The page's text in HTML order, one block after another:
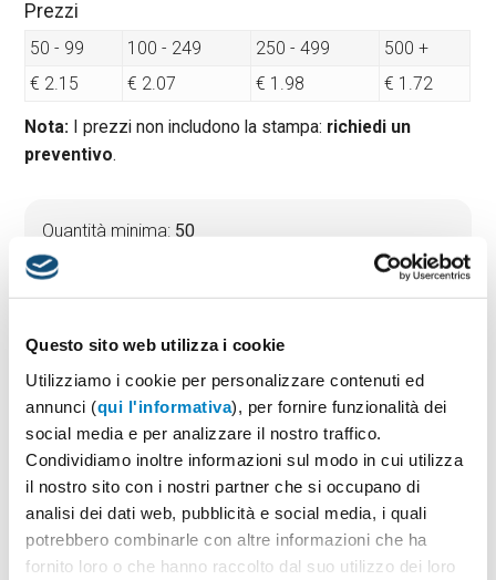
Questo sito web utilizza i cookie
Utilizziamo i cookie per personalizzare contenuti ed
annunci (qui l'informativa), per fornire funzionalità dei
social media e per analizzare il nostro traffico.
Condividiamo inoltre informazioni sul modo in cui utilizza
il nostro sito con i nostri partner che si occupano di
analisi dei dati web, pubblicità e social media, i quali
potrebbero combinarle con altre informazioni che ha
fornito loro o che hanno raccolto dal suo utilizzo dei loro
Prezzi
50 - 99 100 - 249 250 - 499
500 +
€ 2.15
€ 2.07 € 1.98 € 1.72
Nota: I prezzi non includono la stampa: richiedi un
preventivo.
Quantità minima: 50
Tempi di consegna standard:
10 gg lavorativi
Materiale:
PREVENTIVO & BOZZA GRATUITA
Potrai indicare successivamente la suddivisione per
taglie e colore
1 Seleziona il colore: